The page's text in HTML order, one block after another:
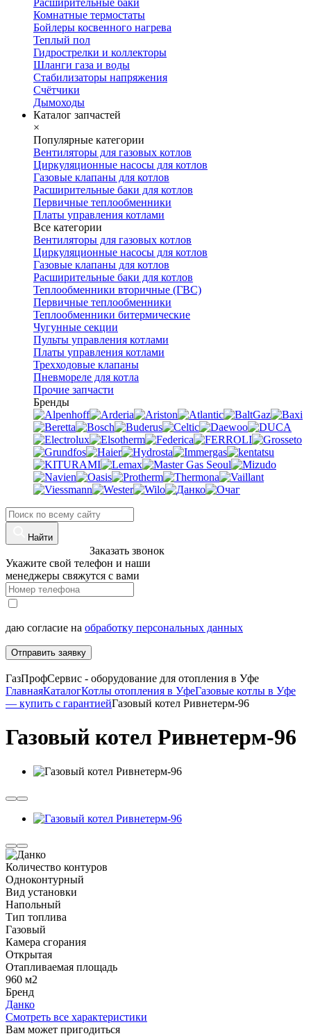
Расширительные баки
Комнатные термостаты
Бойлеры косвенного нагрева
Теплый пол
Гидрострелки и коллекторы
Шланги газа и воды
Стабилизаторы напряжения
Счётчики
Дымоходы
Каталог запчастей
×
Популярные категории
Вентиляторы для газовых котлов
Циркуляционные насосы для котлов
Газовые клапаны для котлов
Расширительные баки для котлов
Первичные теплообменники
Платы управления котлами
Все категории
Вентиляторы для газовых котлов
Циркуляционные насосы для котлов
Газовые клапаны для котлов
Расширительные баки для котлов
Теплообменники вторичные (ГВС)
Первичные теплообменники
Теплообменники битермические
Чугунные секции
Пульты управления котлами
Платы управления котлами
Трехходовые клапаны
Пневмореле для котла
Прочие запчасти
Бренды
Найти
Заказать звонок
Укажите свой телефон и наши
менеджеры свяжутся с вами
даю согласие на обработку персональных данных
Отправить заявку
ГазПрофСервис - оборудование для отопления в Уфе
ГлавнаяКаталогКотлы отопления в УфеГазовые котлы в Уфе
— купить с гарантиейГазовый котел Ривнетерм-96
Газовый котел Ривнетерм-96
Количество контуров
Одноконтурный
Вид установки
Напольный
Тип топлива
Газовый
Камера сгорания
Открытая
Отапливаемая площадь
960 м2
Бренд
Данко
Смотреть все характеристики
Вам может пригодиться